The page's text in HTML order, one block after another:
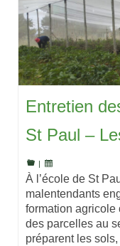
Entretien
St Paul –
À l’école de St
malentendants
formation agricole
des parcelles au
préparent les